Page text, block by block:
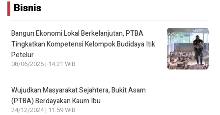
Bisnis
Bangun Ekonomi Lokal Berkelanjutan, PTBA
Tingkatkan Kompetensi Kelompok Budidaya Itik
Petelur
08/06/2026 | 14:21 WIB
Wujudkan Masyarakat Sejahtera, Bukit Asam
(PTBA) Berdayakan Kaum Ibu
24/12/2024 | 11:59 WIB